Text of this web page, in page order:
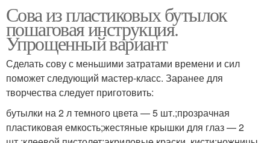
Сова из пластиковых бутылок
пошаговая инструкция.
Упрощенный вариант
Сделать сову с меньшими затратами времени и сил
поможет следующий мастер-класс. Заранее для
творчества следует приготовить:
бутылки на 2 л темного цвета — 5 шт.;прозрачная
пластиковая емкость;жестяные крышки для глаз — 2